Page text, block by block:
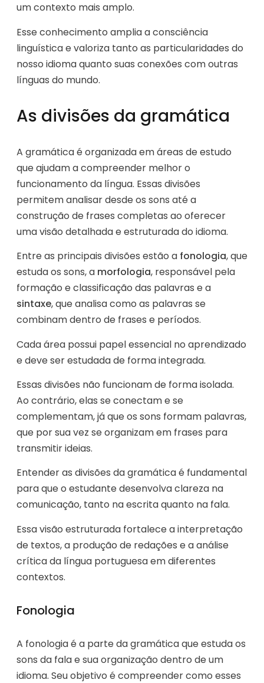
um contexto mais amplo.
Esse conhecimento amplia a consciência
linguística e valoriza tanto as particularidades do
nosso idioma quanto suas conexões com outras
línguas do mundo.
As divisões da gramática
A gramática é organizada em áreas de estudo
que ajudam a compreender melhor o
funcionamento da língua. Essas divisões
permitem analisar desde os sons até a
construção de frases completas ao oferecer
uma visão detalhada e estruturada do idioma.
Entre as principais divisões estão a fonologia, que
estuda os sons, a morfologia, responsável pela
formação e classificação das palavras e a
sintaxe, que analisa como as palavras se
combinam dentro de frases e períodos.
Cada área possui papel essencial no aprendizado
e deve ser estudada de forma integrada.
Essas divisões não funcionam de forma isolada.
Ao contrário, elas se conectam e se
complementam, já que os sons formam palavras,
que por sua vez se organizam em frases para
transmitir ideias.
Entender as divisões da gramática é fundamental
para que o estudante desenvolva clareza na
comunicação, tanto na escrita quanto na fala.
Essa visão estruturada fortalece a interpretação
de textos, a produção de redações e a análise
crítica da língua portuguesa em diferentes
contextos.
Fonologia
A fonologia é a parte da gramática que estuda os
sons da fala e sua organização dentro de um
idioma. Seu objetivo é compreender como esses